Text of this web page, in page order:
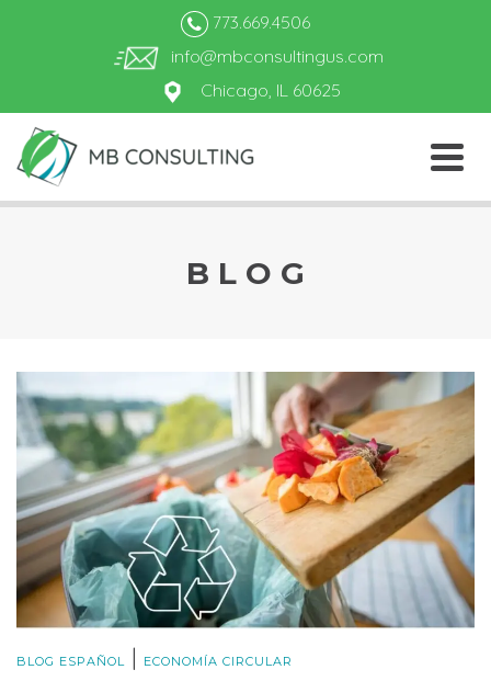
773.669.4506
info@mbconsultingus.com
Chicago, IL 60625
B L O G
BLOG ESPAÑOL | ECONOMÍA CIRCULAR